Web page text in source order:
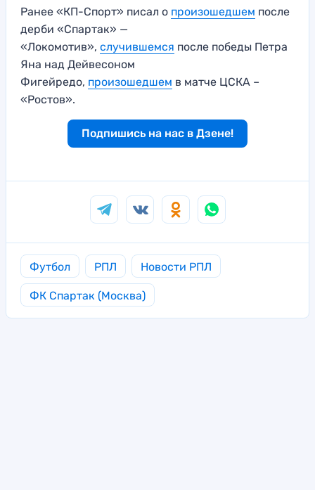
Ранее «КП-Спорт» писал о произошедшем после
дерби «Спартак» —
«Локомотив», случившемся после победы Петра
Яна над Дейвесоном
Фигейредо, произошедшем в матче ЦСКА –
«Ростов».
Подпишись на нас в Дзене!
Футбол РПЛ Новости РПЛ
ФК Спартак (Москва)